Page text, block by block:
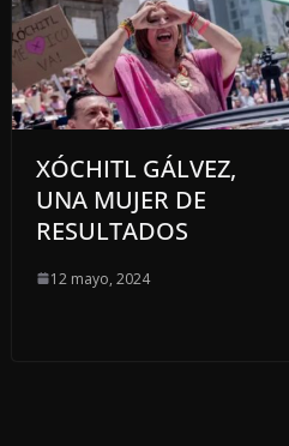
XÓCHITL GÁLVEZ,
UNA MUJER DE
RESULTADOS
12 mayo, 2024